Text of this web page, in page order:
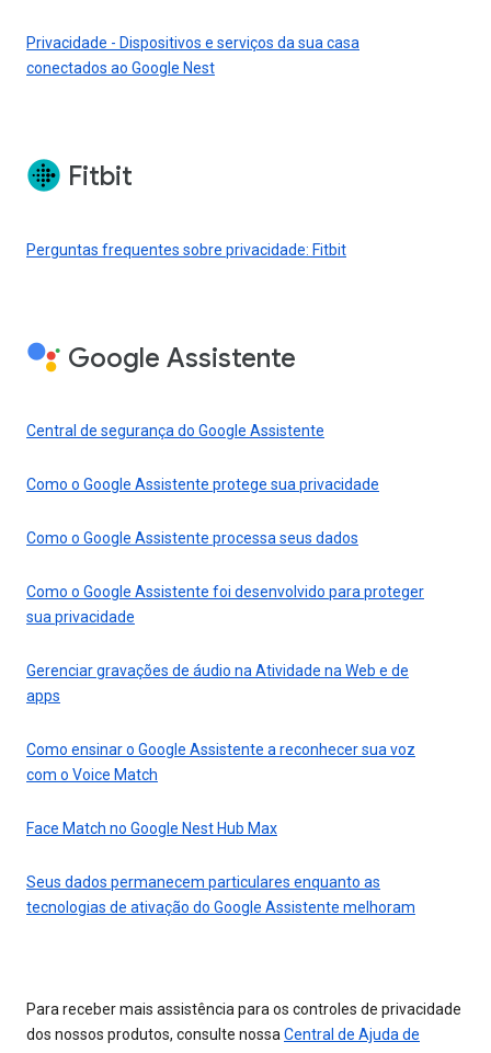
Privacidade - Dispositivos e serviços da sua casa
conectados ao Google Nest
Fitbit
Perguntas frequentes sobre privacidade: Fitbit
Google Assistente
Central de segurança do Google Assistente
Como o Google Assistente protege sua privacidade
Como o Google Assistente processa seus dados
Como o Google Assistente foi desenvolvido para proteger
sua privacidade
Gerenciar gravações de áudio na Atividade na Web e de
apps
Como ensinar o Google Assistente a reconhecer sua voz
com o Voice Match
Face Match no Google Nest Hub Max
Seus dados permanecem particulares enquanto as
tecnologias de ativação do Google Assistente melhoram
Para receber mais assistência para os controles de privacidade
dos nossos produtos, consulte nossaCentral de Ajuda de